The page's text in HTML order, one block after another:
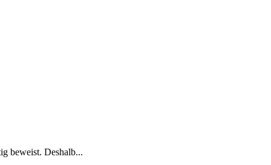
beweist. Deshalb...